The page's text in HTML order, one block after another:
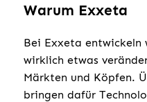
Warum Exxeta
Bei Exxeta
wirklich etwas
Märkten und Köpfen.
bringen dafür